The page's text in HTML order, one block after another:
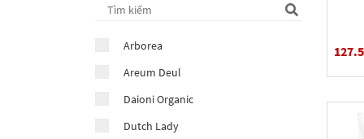
Arborea
Areum Deul
Daioni Organic
Dutch Lady